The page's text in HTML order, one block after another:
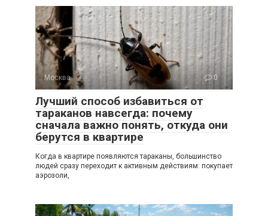
Москва 0
Лучший способ избавиться от
тараканов навсегда: почему
сначала важно понять, откуда они
берутся в квартире
Когда в квартире появляются тараканы, большинство
людей сразу переходит к активным действиям: покупает
аэрозоли,